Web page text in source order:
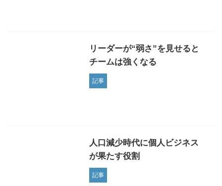
リーダーが“弱さ”を見せると
チームは強くなる
記事
人口減少時代に個人ビジネス
が果たす役割
記事